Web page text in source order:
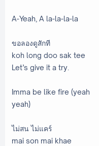
A-Yeah, A la-la-la-la
ขอลองดูสักที
koh long doo sak tee
Let’s give it a try.
Imma be like fire (yeah
yeah)
ไม่สน ไม่แคร์
mai son mai khae